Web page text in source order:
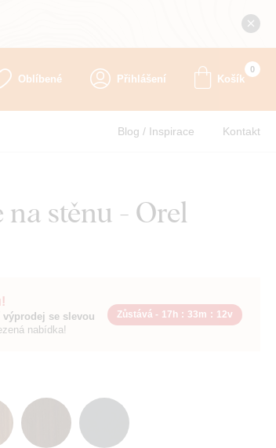
Oblíbené Přihlášení Košík
0
Blog / Inspirace Kontakt
na stěnu - Orel
výprodej se slevou
nabídka!
Zůstává - 17h : 33m : 11v